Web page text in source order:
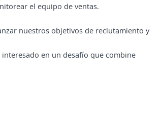
el equipo de ventas.
nuestros objetivos de reclutamiento y
en un desafío que combine